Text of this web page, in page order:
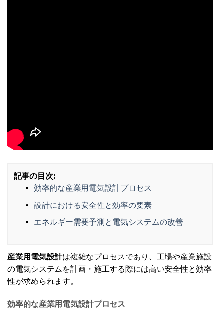
記事の目次:
効率的な産業用電気設計プロセス
設計における安全性と効率の要素
エネルギー需要予測と電気システムの改善
産業用電気設計は複雑なプロセスであり、工場や産業施設
の電気システムを計画・施工する際には高い安全性と効率
性が求められます。
効率的な産業用電気設計プロセス